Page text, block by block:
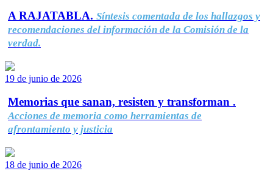
A RAJATABLA. Síntesis comentada de los hallazgos y
recomendaciones del información de la Comisión de la
verdad.
19 de junio de 2026
Memorias que sanan, resisten y transforman .
Acciones de memoria como herramientas de
afrontamiento y justicia
18 de junio de 2026